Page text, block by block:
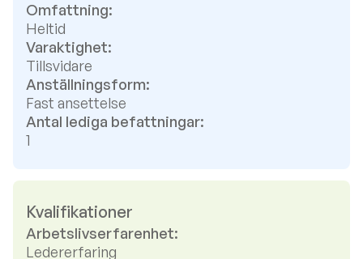
Omfattning:
Heltid
Varaktighet:
Tillsvidare
Anställningsform:
Fast ansettelse
Antal lediga befattningar:
1
Kvalifikationer
Arbetslivserfarenhet:
Ledererfaring